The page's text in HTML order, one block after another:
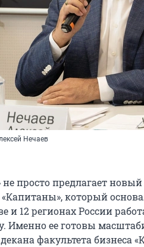
Нечаев
просто предлагает
который
и 12 регионах России
Именно ее готовы
факультета бизнеса